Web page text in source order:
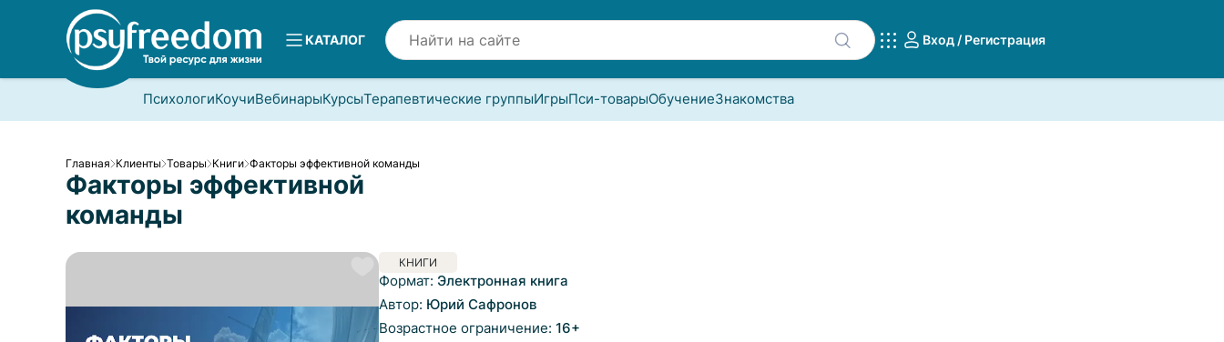
КАТАЛОГ Вход / Регистрация
ПсихологиКоучиВебинарыКурсыТерапевтические группыИгрыПси-товарыОбучениеЗнакомства
Главная Клиенты Товары Книги Факторы эффективной команды
Факторы эффективной
команды
КНИГИ
Формат: Электронная книга
Автор: Юрий Сафронов
Возрастное ограничение: 16+